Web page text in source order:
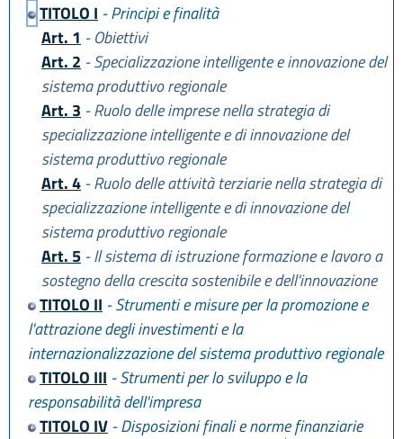
TITOLO I - Principi e finalità
Art. 1 - Obiettivi
Art. 2 - Specializzazione intelligente e innovazione del
sistema produttivo regionale
Art. 3 - Ruolo delle imprese nella strategia di
specializzazione intelligente e di innovazione del
sistema produttivo regionale
Art. 4 - Ruolo delle attività terziarie nella strategia di
specializzazione intelligente e di innovazione del
sistema produttivo regionale
Art. 5 - Il sistema di istruzione formazione e lavoro a
sostegno della crescita sostenibile e dell'innovazione
TITOLO II - Strumenti e misure per la promozione e
l'attrazione degli investimenti e la
internazionalizzazione del sistema produttivo regionale
TITOLO III - Strumenti per lo sviluppo e la
responsabilità dell'impresa
TITOLO IV- Disposizioni finali e norme finanziarie